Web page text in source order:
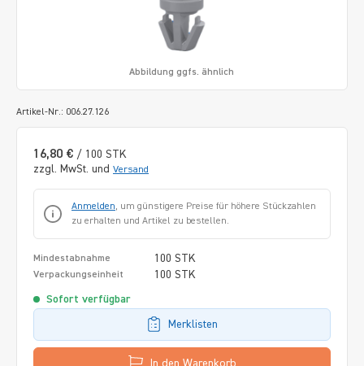
Artikel-Nr.: 006.27.126
Abbildung ggfs. ähnlich
16,80 € / 100 STK
zzgl. MwSt. und Versand
Anmelden, um günstigere Preise für höhere Stückzahlen
zu erhalten und Artikel zu bestellen.
Mindestabnahme 100 STK
Verpackungseinheit 100 STK
Sofort verfügbar
Merklisten
In den Warenkorb